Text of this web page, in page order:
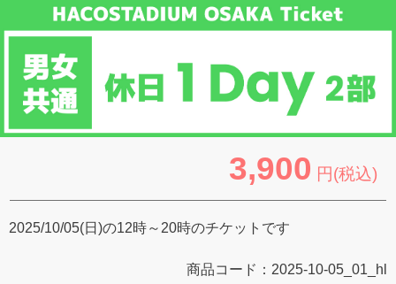
3,900 円(税込)
2025/10/05(日)の12時～20時のチケットです
商品コード： 2025-10-05_01_hl